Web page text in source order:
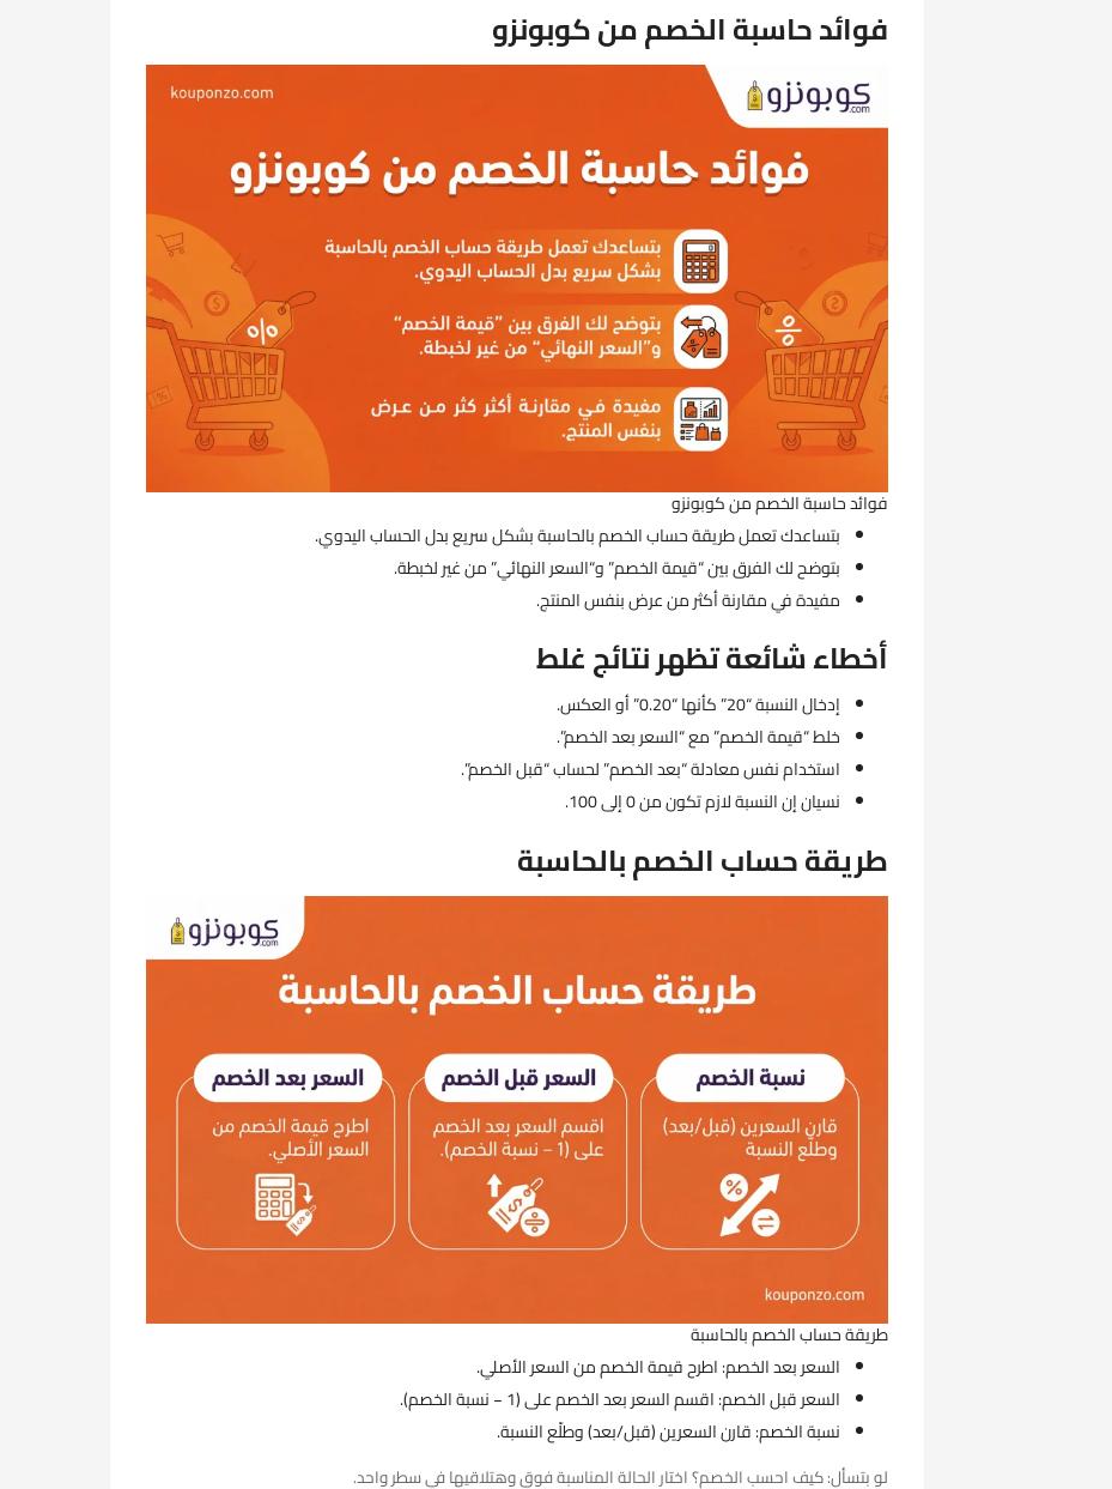
فوائد حاسبة الخصم من كوبونزو
فوائد حاسبة الخصم من كوبونزو
بتساعدك تعمل طريقة حساب الخصم بالحاسبة بشكل سريع بدل الحساب اليدوي.
بتوضح لك الفرق بين “قيمة الخصم” و“السعر النهائي” من غير لخبطة.
مفيدة في مقارنة أكثر من عرض بنفس المنتج.
أخطاء شائعة تظهر نتائج غلط
إدخال النسبة “20” كأنها “0.20” أو العكس.
خلط “قيمة الخصم” مع “السعر بعد الخصم”.
استخدام نفس معادلة “بعد الخصم” لحساب “قبل الخصم”.
نسيان إن النسبة لازم تكون من 0 إلى 100.
طريقة حساب الخصم بالحاسبة
طريقة حساب الخصم بالحاسبة
السعر بعد الخصم: اطرح قيمة الخصم من السعر الأصلي.
السعر قبل الخصم: اقسم السعر بعد الخصم على (1 − نسبة الخصم).
نسبة الخصم: قارن السعرين (قبل/بعد) وطلّع النسبة.
لو بتسأل: كيف احسب الخصم؟ اختار الحالة المناسبة فوق وهتلاقيها في سطر واحد.